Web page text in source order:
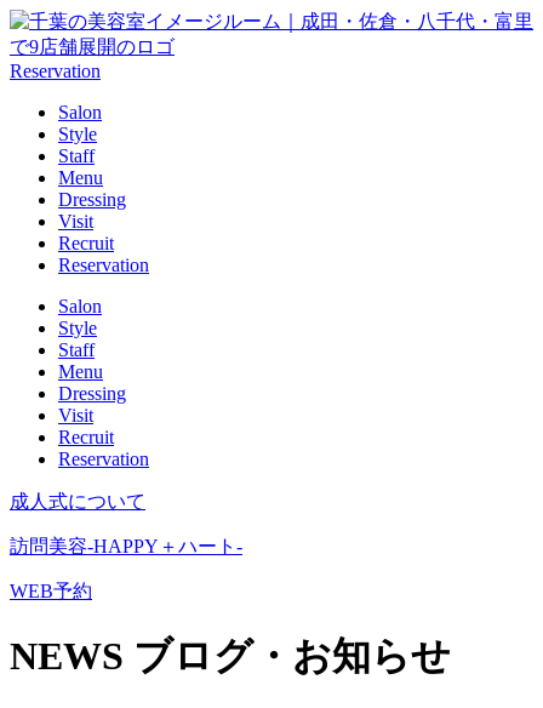
Reservation
Salon
Style
Staff
Menu
Dressing
Visit
Recruit
Reservation
Salon
Style
Staff
Menu
Dressing
Visit
Recruit
Reservation
成人式について
訪問美容-HAPPY＋ハート-
WEB予約
NEWS ブログ・お知らせ